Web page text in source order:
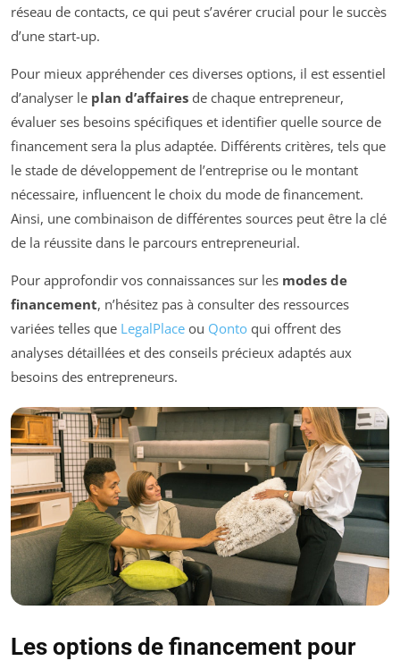
réseau de contacts, ce qui peut s’avérer crucial pour le succès
d’une start-up.
Pour mieux appréhender ces diverses options, il est essentiel
d’analyser le plan d’affaires de chaque entrepreneur,
évaluer ses besoins spécifiques et identifier quelle source de
financement sera la plus adaptée. Différents critères, tels que
le stade de développement de l’entreprise ou le montant
nécessaire, influencent le choix du mode de financement.
Ainsi, une combinaison de différentes sources peut être la clé
de la réussite dans le parcours entrepreneurial.
Pour approfondir vos connaissances sur les modes de
financement, n’hésitez pas à consulter des ressources
variées telles que LegalPlace ou Qonto qui offrent des
analyses détaillées et des conseils précieux adaptés aux
besoins des entrepreneurs.
Les options de financement pour